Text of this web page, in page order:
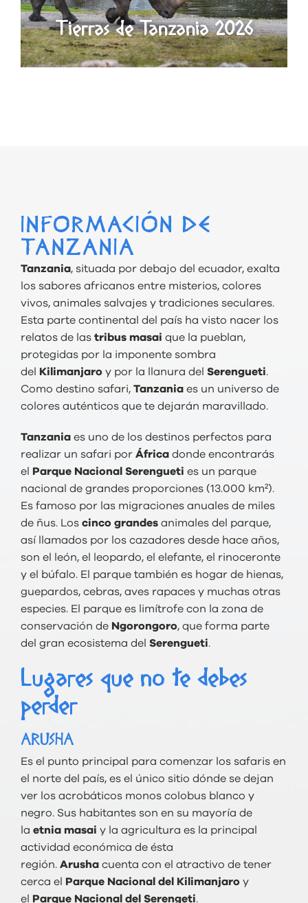
Tierras de Tanzania 2026
INFORMACIÓN DE
TANZANIA
Tanzania, situada por debajo del ecuador, exalta
los sabores africanos entre misterios, colores
vivos, animales salvajes y tradiciones seculares.
Esta parte continental del país ha visto nacer los
relatos de las tribus masai que la pueblan,
protegidas por la imponente sombra
del Kilimanjaro y por la llanura del Serengueti.
Como destino safari, Tanzania es un universo de
colores auténticos que te dejarán maravillado.
Tanzania es uno de los destinos perfectos para
realizar un safari por África donde encontrarás
el Parque Nacional Serengueti es un parque
nacional de grandes proporciones (13.000 km²).
Es famoso por las migraciones anuales de miles
de ñus. Los cinco grandes animales del parque,
así llamados por los cazadores desde hace años,
son el león, el leopardo, el elefante, el rinoceronte
y el búfalo. El parque también es hogar de hienas,
guepardos, cebras, aves rapaces y muchas otras
especies. El parque es limítrofe con la zona de
conservación de Ngorongoro, que forma parte
del gran ecosistema del Serengueti.
Lugares que no te debes
perder
ARUSHA
Es el punto principal para comenzar los safaris en
el norte del país, es el único sitio dónde se dejan
ver los acrobáticos monos colobus blanco y
negro. Sus habitantes son en su mayoría de
la etnia masai y la agricultura es la principal
actividad económica de ésta
región. Arusha cuenta con el atractivo de tener
cerca el Parque Nacional del Kilimanjaro y
el Parque Nacional del Serengeti.